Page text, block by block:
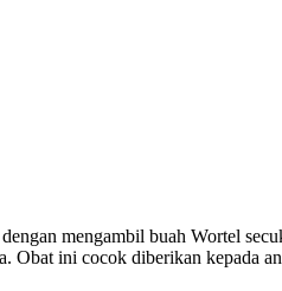
mengambil buah Wortel
Obat ini cocok diberikan kepada